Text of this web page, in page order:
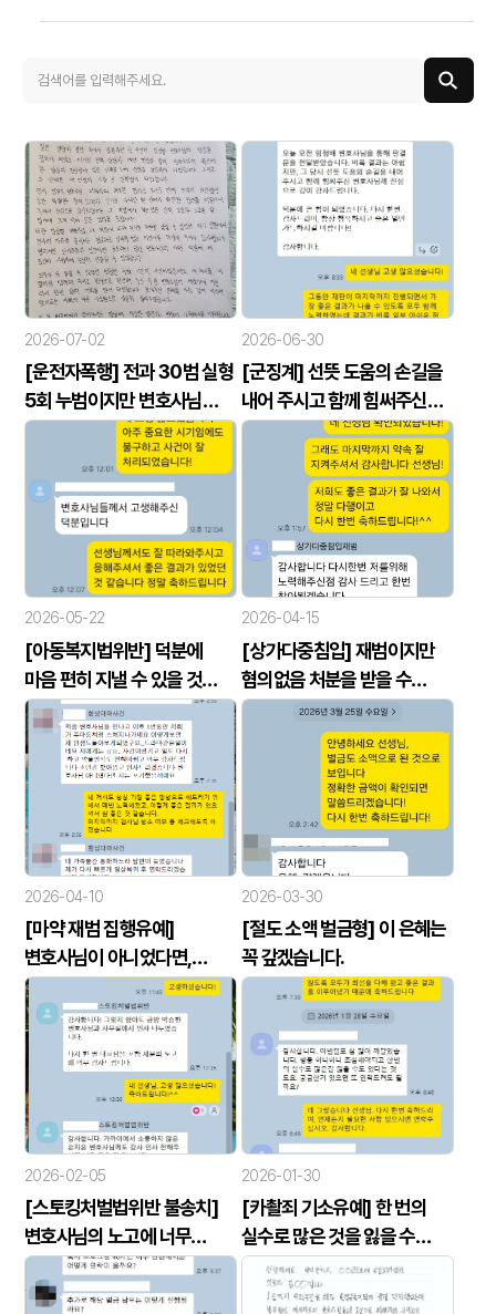
2026-07-02
[운전자폭행] 전과 30범 실형
5회 누범이지만 변호사님
덕분에 다시 한번 삶의 기회를
얻게 되었습니다.
2026-06-30
[군징계] 선뜻 도움의 손길을
내어 주시고 함께 힘써주신
변호사님께 진심으로 깊이
감사드립니다.
2026-05-22
[아동복지법위반] 덕분에
마음 편히 지낼 수 있을 것
같습니다.
2026-04-15
[상가다중침입] 재범이지만
혐의없음 처분을 받을 수
있었습니다.
2026-04-10
[마약 재범 집행유예]
변호사님이 아니었다면,
포기했을 거예요
2026-03-30
[절도 소액 벌금형] 이 은혜는
꼭 갚겠습니다.
2026-02-05
[스토킹처벌법위반 불송치]
변호사님의 노고에 너무
감사드립니다.
2026-01-30
[카촬죄 기소유예] 한 번의
실수로 많은 것을 잃을 수
있다는 것을 깨달았습니다.